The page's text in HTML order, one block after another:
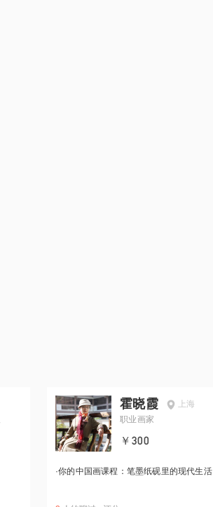
霍晓霞
上海
职业画家
￥300
·你的中国画课程：笔墨纸砚里的现代生活